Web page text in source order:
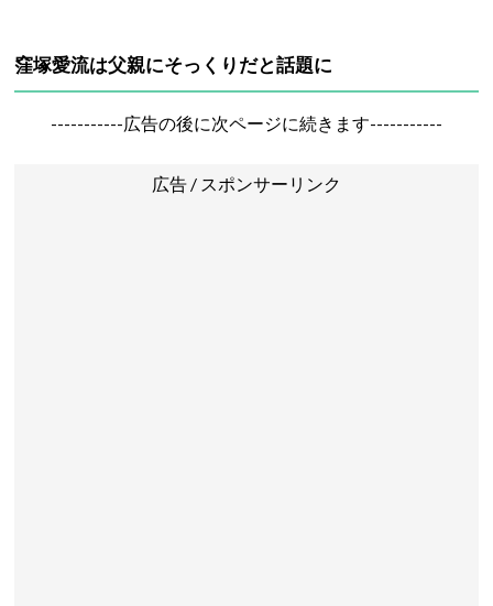
窪塚愛流は父親にそっくりだと話題に
-----------広告の後に次ページに続きます-----------
広告 / スポンサーリンク